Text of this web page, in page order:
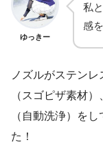
ゆっきー
私
感
ノズルがステン
（スゴピザ素材
（自動洗浄）を
た！